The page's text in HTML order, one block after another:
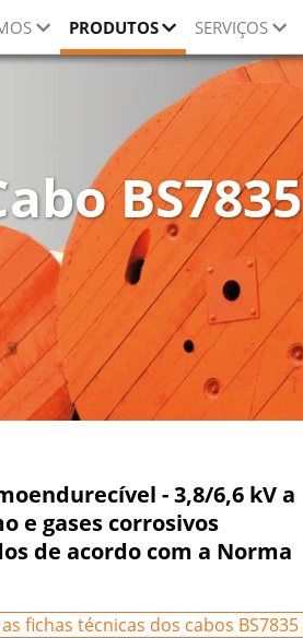
PRODUTOS SERVIÇOS
BS7835
- 3,8/6,6 kV a
e gases corrosivos
de acordo com a Norma
fichas técnicas dos cabos BS7835